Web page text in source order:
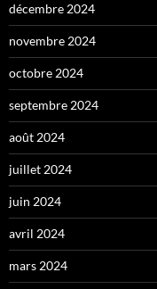
décembre 2024
novembre 2024
octobre 2024
septembre 2024
août 2024
juillet 2024
juin 2024
avril 2024
mars 2024